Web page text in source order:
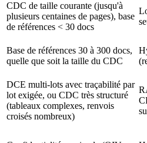
CDC de taille courante (jusqu'à
plusieurs centaines de pages), base
de références < 30 docs
Base de références 30 à 300 docs,
quelle que soit la taille du CDC
DCE multi-lots avec traçabilité par
lot exigée, ou CDC très structuré
(tableaux complexes, renvois
croisés nombreux)